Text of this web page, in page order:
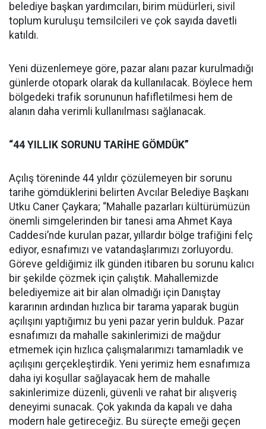
belediye başkan yardımcıları, birim müdürleri, sivil
toplum kuruluşu temsilcileri ve çok sayıda davetli
katıldı.
Yeni düzenlemeye göre, pazar alanı pazar kurulmadığı
günlerde otopark olarak da kullanılacak. Böylece hem
bölgedeki trafik sorununun hafifletilmesi hem de
alanın daha verimli kullanılması sağlanacak.
“44 YILLIK SORUNU TARİHE GÖMDÜK”
Açılış töreninde 44 yıldır çözülemeyen bir sorunu
tarihe gömdüklerini belirten Avcılar Belediye Başkanı
Utku Caner Çaykara; “Mahalle pazarları kültürümüzün
önemli simgelerinden bir tanesi ama Ahmet Kaya
Caddesi’nde kurulan pazar, yıllardır bölge trafiğini felç
ediyor, esnafımızı ve vatandaşlarımızı zorluyordu.
Göreve geldiğimiz ilk günden itibaren bu sorunu kalıcı
bir şekilde çözmek için çalıştık. Mahallemizde
belediyemize ait bir alan olmadığı için Danıştay
kararının ardından hızlıca bir tarama yaparak bugün
açılışını yaptığımız bu yeni pazar yerin bulduk. Pazar
esnafımızı da mahalle sakinlerimizi de mağdur
etmemek için hızlıca çalışmalarımızı tamamladık ve
açılışını gerçekleştirdik. Yeni yerimiz hem esnafımıza
daha iyi koşullar sağlayacak hem de mahalle
sakinlerimize düzenli, güvenli ve rahat bir alışveriş
deneyimi sunacak. Çok yakında da kapalı ve daha
modern hale getireceğiz. Bu süreçte emeği geçen